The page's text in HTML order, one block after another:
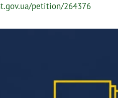
petition/264376